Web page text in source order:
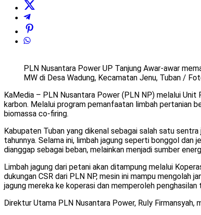
PLN Nusantara Power UP Tanjung Awar-awar
MW di Desa Wadung, Kecamatan Jenu, Tuban /
KaMedia – PLN Nusantara Power (PLN NP) melalui
karbon. Melalui program pemanfaatan limbah pertanian
biomassa co-firing.
Kabupaten Tuban yang dikenal sebagai salah satu
tahunnya. Selama ini, limbah jagung seperti bonggol dan
dianggap sebagai beban, melainkan menjadi sumber
Limbah jagung dari petani akan ditampung melalui
dukungan CSR dari PLN NP, mesin ini mampu mengolah
jagung mereka ke koperasi dan memperoleh penghasilan
Direktur Utama PLN Nusantara Power, Ruly